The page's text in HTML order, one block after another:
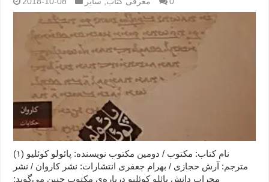
نام کتاب: مکتوب / دومین مکتوب نویسنده: پائولو کوئلیو (۱)
مترجم: آرش حجازی / بهرام جعفری انتشارات: نشر کاروان / نشر
م‍ح‍راب‌ دان‍ش‌ پائلو کوئلیو درباره‌ی مکتوب چنین می‌گوید: